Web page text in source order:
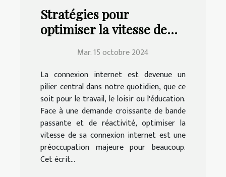
Stratégies pour
optimiser la vitesse de
Mar. 15 octobre 2024
La connexion internet est devenue un
pilier central dans notre quotidien, que ce
soit pour le travail, le loisir ou l'éducation.
Face à une demande croissante de bande
passante et de réactivité, optimiser la
vitesse de sa connexion internet est une
préoccupation majeure pour beaucoup.
Cet écrit...